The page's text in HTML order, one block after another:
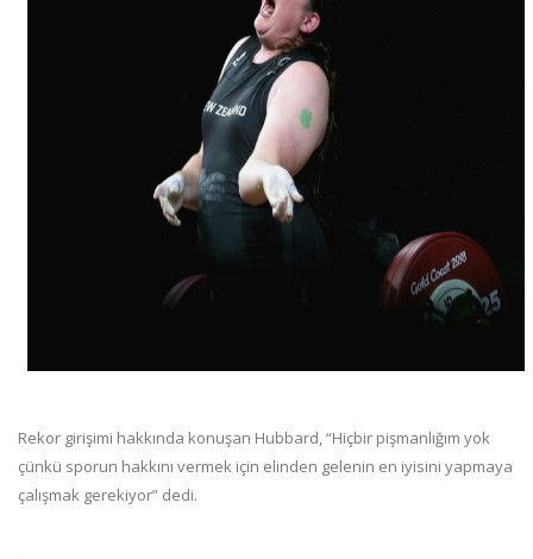
Rekor girişimi hakkında konuşan Hubbard, “Hiçbir pişmanlığım yok
çünkü sporun hakkını vermek için elinden gelenin en iyisini yapmaya
çalışmak gerekiyor” dedi.